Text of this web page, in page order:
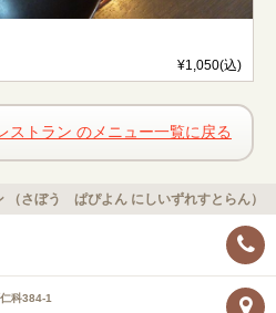
¥1,050(込)
トラン のメニュー一覧に戻る
さぼう ぱぴよん にしいずれすとらん）
科384-1